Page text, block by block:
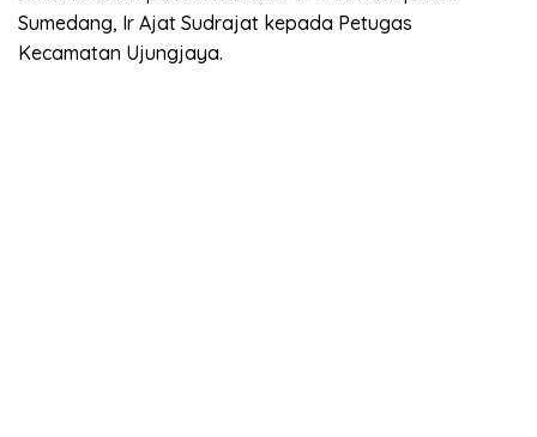
Sumedang, Ir Ajat Sudrajat kepada Petugas
Kecamatan Ujungjaya.